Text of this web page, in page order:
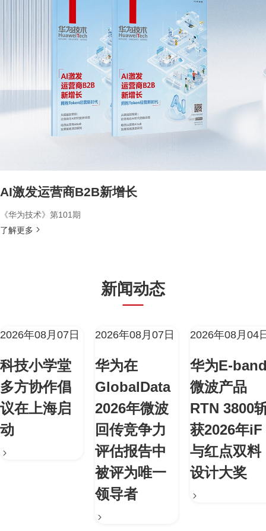
AI激发运营商B2B新增长
《华为技术》第101期
了解更多
新闻动态
2026年08月07日
科技小学堂
多方协作倡
议在上海启
动
2026年08月07日
华为在
GlobalData
2026年微波
回传竞争力
评估报告中
被评为唯一
领导者
2026年08月04
华为E-
微波产品
RTN 3800
获2026年iF
与红点双料
设计大奖